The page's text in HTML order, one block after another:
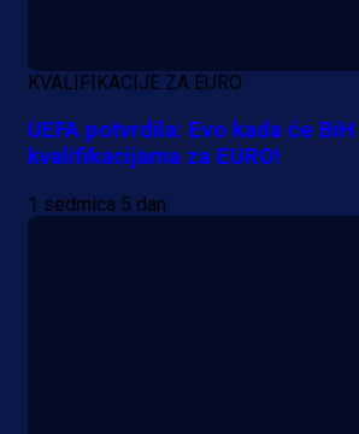
specijale i iskoristi
9 h 15 min
KVALIFIKACIJE ZA EURO
UEFA potvrdila: Evo kada će
kvalifikacijama za EURO!
1 sedmica 5 dan